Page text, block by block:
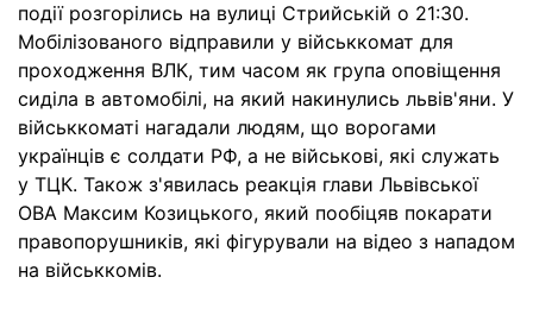
події розгорілись на вулиці Стрийській о 21:30.
Мобілізованого відправили у військкомат для
проходження ВЛК, тим часом як група оповіщення
сиділа в автомобілі, на який накинулись львів'яни. У
військкоматі нагадали людям, що ворогами
українців є солдати РФ, а не військові, які служать
у ТЦК. Також з'явилась реакція глави Львівської
ОВА Максим Козицького, який пообіцяв покарати
правопорушників, які фігурували на відео з нападом
на військкомів.